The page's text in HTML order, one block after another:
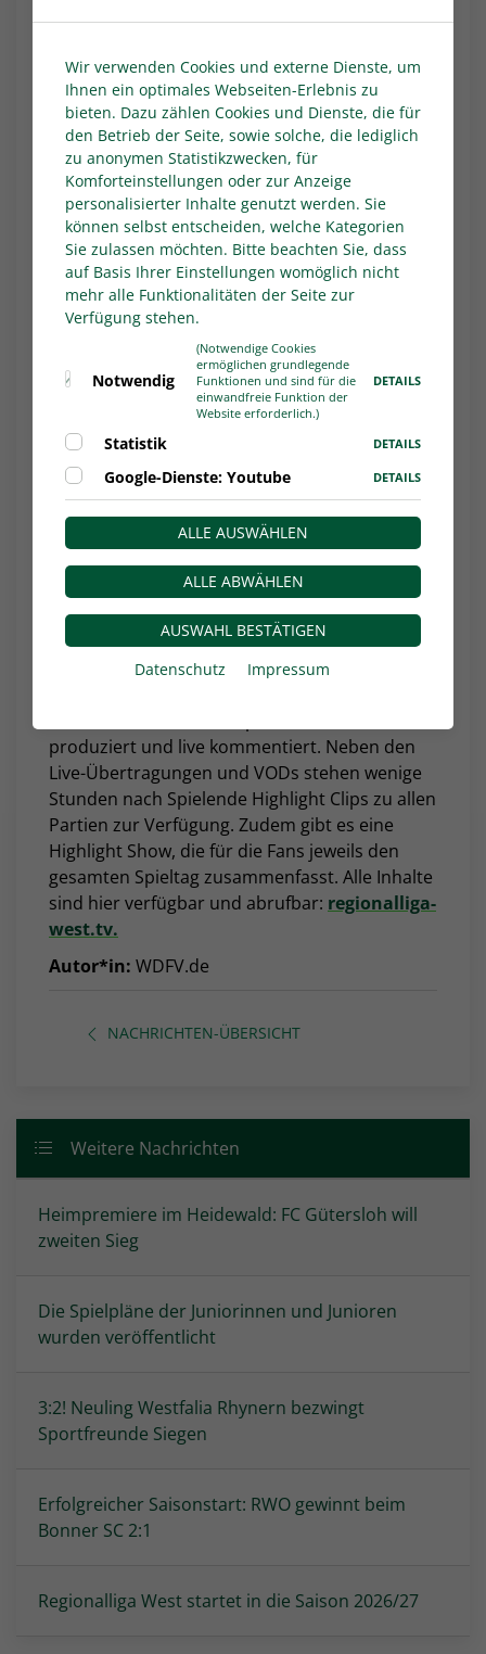
bisher überzeugend auftretenden Aufsteiger
der U 23 von Fortuna Düsseldorf. Einen Zähler
hinter dem Spitzentrio liegt RW Oberhausen
(19 Punkte). Die Kleeblätter empfangen am
Samstag (14:00 Uhr) den Wuppertaler SV (17
Punkte), der nach den jüngsten Rückschlägen
zurück in die Erfolgsspur will.
Die U 23-Auswahl des 1. FC Köln (18 Punkte) ist
ebenfalls in Schlagdistanz zur Tabellenspitze,
kann am Wochenende aber nicht eingreifen.
Das Match der Kölner bei der U 23 des SC
Paderborn wird erst am 25. Oktober
ausgetragen.
Aktuelle Informationen, Ergebnisse und
Tabellen gibt es auf
FUSSBALL.DE
einem Angebot der DFB GmbH & Co. KG. Der
WDFV haftet nicht für die Inhalte dieses
Angebots.
Die Regionalliga West im Live-Stream: Alle
Partien der Herren-Regionalliga West in der
produziert und live kommentiert. Neben den
Live-Übertragungen und VODs stehen wenige
Stunden nach Spielende Highlight Clips zu allen
Partien zur Verfügung. Zudem gibt es eine
Highlight Show, die für die Fans jeweils den
gesamten Spieltag zusammenfasst. Alle Inhalte
sind hier verfügbar und abrufbar: regionalliga-
west.tv.
Autor*in: WDFV.de
NACHRICHTEN-ÜBERSICHT
Weitere Nachrichten
Heimpremiere im Heidewald: FC Gütersloh will
zweiten Sieg
Die Spielpläne der Juniorinnen und Junioren
wurden veröffentlicht
3:2! Neuling Westfalia Rhynern bezwingt
Sportfreunde Siegen
Erfolgreicher Saisonstart: RWO gewinnt beim
Bonner SC 2:1
Regionalliga West startet in die Saison 2026/27
Wir verwenden Cookies und externe Dienste, um
Ihnen ein optimales Webseiten-Erlebnis zu
bieten. Dazu zählen Cookies und Dienste, die für
den Betrieb der Seite, sowie solche, die lediglich
zu anonymen Statistikzwecken, für
Komforteinstellungen oder zur Anzeige
personalisierter Inhalte genutzt werden. Sie
können selbst entscheiden, welche Kategorien
Sie zulassen möchten. Bitte beachten Sie, dass
auf Basis Ihrer Einstellungen womöglich nicht
mehr alle Funktionalitäten der Seite zur
Verfügung stehen.
Notwendig
(Notwendige Cookies
ermöglichen grundlegende
Funktionen und sind für die
einwandfreie Funktion der
Website erforderlich.)
DETAILS
Statistik DETAILS
Google-Dienste: Youtube DETAILS
ALLE AUSWÄHLEN
ALLE ABWÄHLEN
AUSWAHL BESTÄTIGEN
Datenschutz
Impressum